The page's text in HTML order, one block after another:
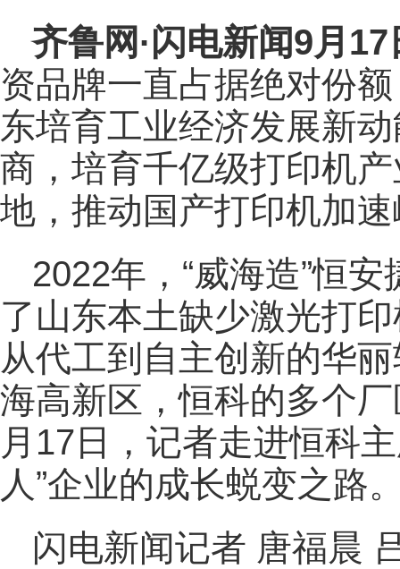
齐鲁网 ·闪电新闻9月
资品牌一直占据绝对份
东培育工业经济发展新
商，培育千亿级打印机
地，推动国产打印机加
2022年，“威海造”恒
了山东本土缺少激光打
从代工到自主创新的华
海高新区，恒科的多个
月17日，记者走进恒科
人”企业的成长蜕变之路
闪电新闻记者 唐福晨